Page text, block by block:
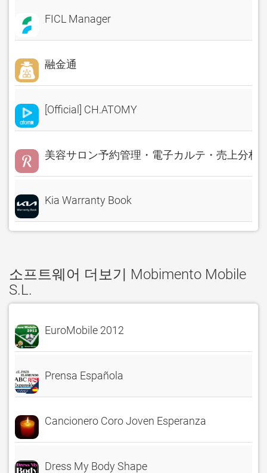
FICL Manager
融金通
[Official] CH.ATOMY
美容サロン予約管理・電子カルテ・売上分析
Kia Warranty Book
소프트웨어 더보기 Mobimento Mobile
S.L.
EuroMobile 2012
Prensa Española
Cancionero Coro Joven Esperanza
Dress My Body Shape